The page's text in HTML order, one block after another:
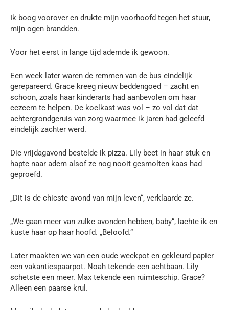
Ik boog voorover en drukte mijn voorhoofd tegen het stuur,
mijn ogen brandden.
Voor het eerst in lange tijd ademde ik gewoon.
Een week later waren de remmen van de bus eindelijk
gerepareerd. Grace kreeg nieuw beddengoed – zacht en
schoon, zoals haar kinderarts had aanbevolen om haar
eczeem te helpen. De koelkast was vol – zo vol dat dat
achtergrondgeruis van zorg waarmee ik jaren had geleefd
eindelijk zachter werd.
Die vrijdagavond bestelde ik pizza. Lily beet in haar stuk en
hapte naar adem alsof ze nog nooit gesmolten kaas had
geproefd.
„Dit is de chicste avond van mijn leven“, verklaarde ze.
„We gaan meer van zulke avonden hebben, baby“, lachte ik en
kuste haar op haar hoofd. „Beloofd.“
Later maakten we van een oude weckpot en gekleurd papier
een vakantiespaarpot. Noah tekende een achtbaan. Lily
schetste een meer. Max tekende een ruimteschip. Grace?
Alleen een paarse krul.